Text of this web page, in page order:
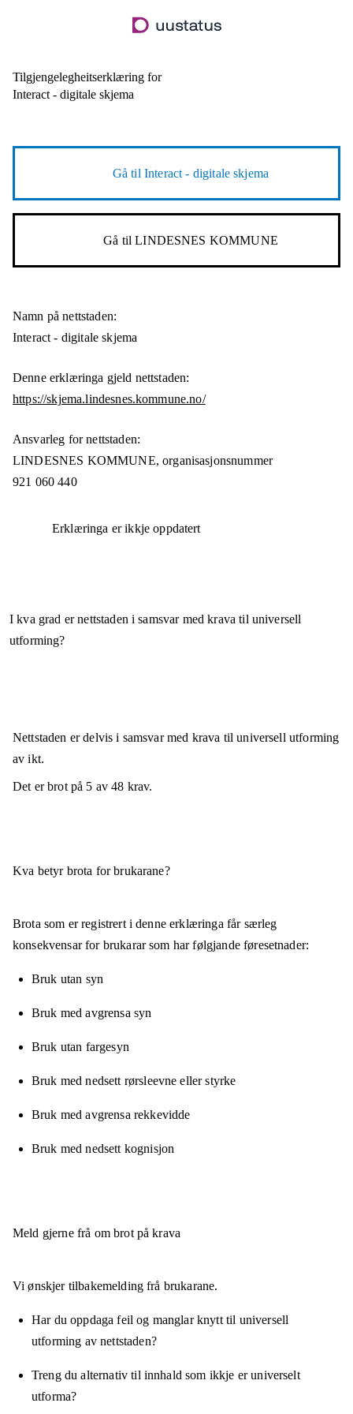
til
Tilgjengelegheitserklæring for
Interact - digitale skjema
Gå til Interact - digitale skjema
Gå tilLINDESNES KOMMUNE
Namn på nettstaden:
Interact - digitale skjema
Denne erklæringa gjeld nettstaden:
https://skjema.lindesnes.kommune.no/
Ansvarleg for nettstaden:
LINDESNES KOMMUNE,organisasjonsnummer
921 060 440
Erklæringa er ikkje oppdatert
I kva grad er nettstaden i samsvar med krava til universell
utforming?
Nettstaden erdelvis i samsvarmed krava til universell utforming
av ikt.
Det er brot på 5 av48 krav.
Kva betyr brota for brukarane?
Brota som er registrert i denne erklæringa får særleg
konsekvensar for brukarar som har følgjande føresetnader:
Bruk utan syn
Bruk med avgrensa syn
Bruk utan fargesyn
Bruk med nedsett rørsleevne eller styrke
Bruk med avgrensa rekkevidde
Bruk med nedsett kognisjon
Meld gjerne frå om brot på krava
Vi ønskjer tilbakemelding frå brukarane.
Har du oppdaga feil og manglar knytt til universell
utforming av nettstaden?
Treng du alternativ til innhald som ikkje er universelt
utforma?